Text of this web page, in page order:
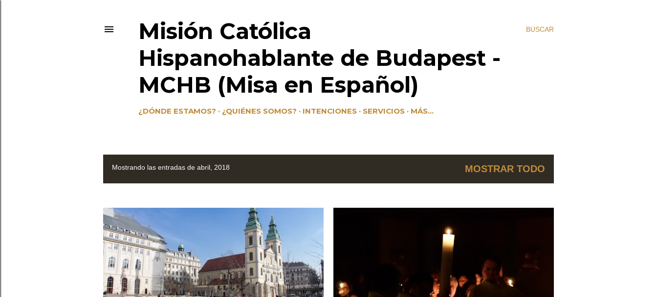
BUSCAR
Misión Católica
Hispanohablante de Budapest -
MCHB (Misa en Español)
¿DÓNDE ESTAMOS? ¿QUIÉNES SOMOS? INTENCIONES SERVICIOS MÁS…
n
r
a
d
a
s
Mostrando las entradas de abril, 2018 MOSTRAR TODO